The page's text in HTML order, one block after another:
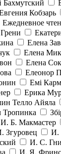
Бахмутский
Кобзарь
Ежедневное
Елена
Елена
Елена
Елеонор
Емі
Ерика
Телло Айяла
Тропинка
И. Б. Макмастер
Згуровец И.
И. С.